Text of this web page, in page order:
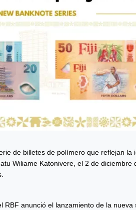
de billetes de polímero que reflejan la
Wiliame Katonivere, el 2 de
anunció el lanzamiento de la